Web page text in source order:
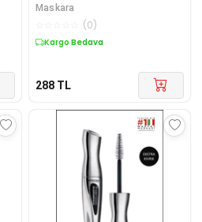
Maskara
(0)
Kargo Bedava
288 TL